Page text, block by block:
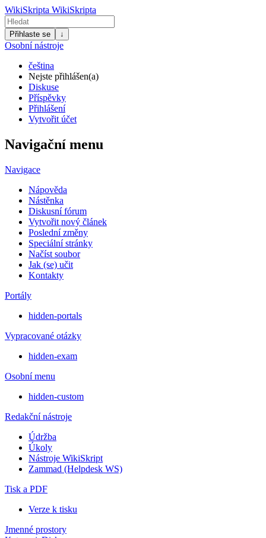
WikiSkripta WikiSkripta
Přihlaste se ↓
Osobní nástroje
čeština
Nejste přihlášen(a)
Diskuse
Příspěvky
Přihlášení
Vytvořit účet
Navigační menu
Navigace
Nápověda
Nástěnka
Diskusní fórum
Vytvořit nový článek
Poslední změny
Speciální stránky
Načíst soubor
Jak (se) učit
Kontakty
Portály
hidden-portals
Vypracované otázky
hidden-exam
Osobní menu
hidden-custom
Redakční nástroje
Údržba
Úkoly
Nástroje WikiSkript
Zammad (Helpdesk WS)
Tisk a PDF
Verze k tisku
Jmenné prostory